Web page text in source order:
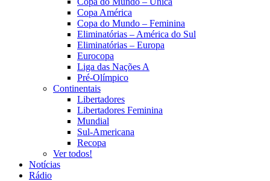
Copa América
Copa do Mundo – Feminina
Eliminatórias – América do Sul
Eliminatórias – Europa
Eurocopa
Liga das Nações A
Pré-Olímpico
Continentais
Libertadores
Libertadores Feminina
Mundial
Sul-Americana
Recopa
Ver todos!
Notícias
Rádio